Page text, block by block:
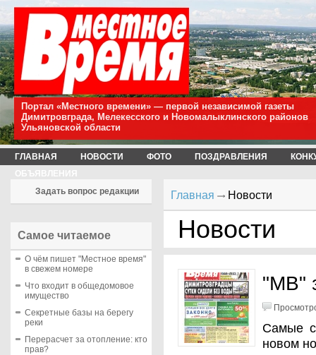
Портал «Местного времени» — первой независимой газеты
Димитровграда, Мелекесского и Новомалыклинского районов
Ульяновской области
ГЛАВНАЯ НОВОСТИ ФОТО ПОЗДРАВЛЕНИЯ
ОБЪЯВЛЕНИЯ
Задать вопрос редакции
Самое читаемое
О чём пишет "Местное время"
в свежем номере
Что входит в общедомовое
имущество
Секретные базы на берегу
реки
Перерасчет за отопление: кто
прав?
Главная Новости
Новости
"МВ"
Самые
новом